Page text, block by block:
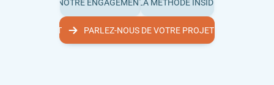
NOTRE ENGAGEMENT
LA MÉTHODE INSIDELA MÉTHODE INSIDE
PROJET PARLEZ-NOUS DE VOTRE PROJET